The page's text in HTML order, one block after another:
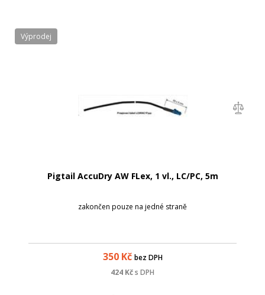
Pigtail AccuDry AW FLex, 1 vl., LC/PC, 5m
zakončen pouze na jedné straně
350Kč bez DPH
424 Kčs DPH
Výprodej